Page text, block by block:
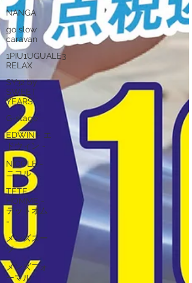
NANGA
go slow
caravan
1PIU1UGUALE3
RELAX
SY32 by
SWEET
YEARS
G-stage
EDWIN - エ
ドウィン -
NICOLE -
ニコル -
TETE
HOMME -
テットオム
-
メンズスー
ツ
メンズフォ
ーマル